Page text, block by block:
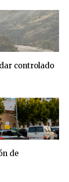
controlado
de